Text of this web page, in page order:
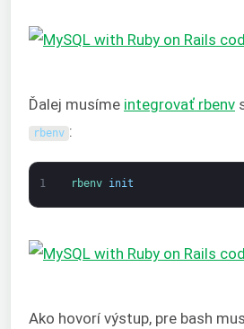
Ďalej musíme integrovať rbenv
rbenv :
1 rbenv init
Ako hovorí výstup, pre bash